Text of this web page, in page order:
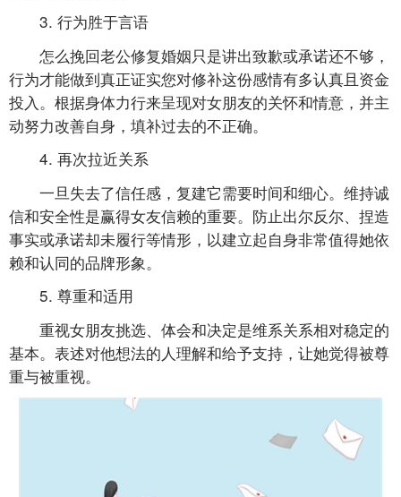
3. 行为胜于言语
怎么挽回老公修复婚姻只是讲出致歉或承诺还不够，
行为才能做到真正证实您对修补这份感情有多认真且资金
投入。根据身体力行来呈现对女朋友的关怀和情意，并主
动努力改善自身，填补过去的不正确。
4. 再次拉近关系
一旦失去了信任感，复建它需要时间和细心。维持诚
信和安全性是赢得女友信赖的重要。防止出尔反尔、捏造
事实或承诺却未履行等情形，以建立起自身非常值得她依
赖和认同的品牌形象。
5. 尊重和适用
重视女朋友挑选、体会和决定是维系关系相对稳定的
基本。表述对他想法的人理解和给予支持，让她觉得被尊
重与被重视。